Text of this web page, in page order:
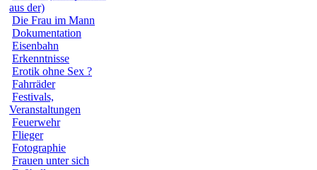
aus der)
Die Frau im Mann
Dokumentation
Eisenbahn
Erkenntnisse
Erotik ohne Sex ?
Fahrräder
Festivals,
Veranstaltungen
Feuerwehr
Flieger
Fotographie
Frauen unter sich